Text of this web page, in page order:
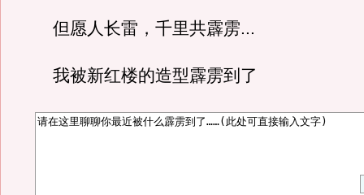
但愿人长雷，千里共霹雳...
我被新红楼的造型霹雳到了